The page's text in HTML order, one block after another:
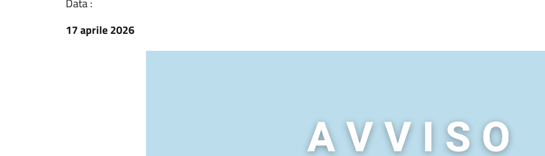
Data :
17 aprile 2026